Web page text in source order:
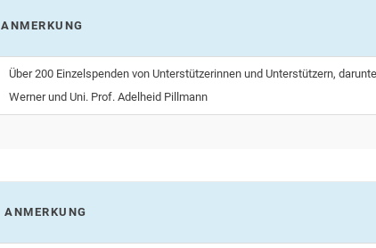
ANMERKUNG
Über 200 Einzelspenden von Unterstützerinnen und Unterstützern,
Werner und Uni. Prof. Adelheid Pillmann
ANMERKUNG